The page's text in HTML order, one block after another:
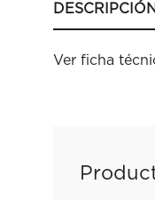
DESCRIPCIÓN
Ver ficha